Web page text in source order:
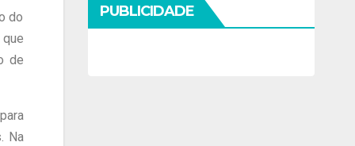
do
de
Na
PUBLICIDADE